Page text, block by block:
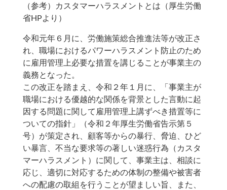
（参考）カスタマーハラスメントとは（厚生労働
省HPより）
令和元年６月に、労働施策総合推進法等が改正さ
れ、職場におけるパワーハラスメント防止のため
に雇用管理上必要な措置を講じることが事業主の
義務となった。
この改正を踏まえ、令和２年１月に、「事業主が
職場における優越的な関係を背景とした言動に起
因する問題に関して雇用管理上講ずべき措置等に
ついての指針」（令和２年厚生労働省告示第５
号）が策定され、顧客等からの暴行、脅迫、ひど
い暴言、不当な要求等の著しい迷惑行為（カスタ
マーハラスメント）に関して、事業主は、相談に
応じ、適切に対応するための体制の整備や被害者
への配慮の取組を行うことが望ましい旨、また、